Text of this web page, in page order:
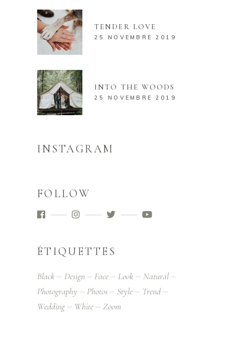
TENDER LOVE
25 NOVEMBRE 2019
INTO THE WOODS
25 NOVEMBRE 2019
INSTAGRAM
FOLLOW
ÉTIQUETTES
Black Design Face Look
Natural
Photography
Photos Style
Trend
Wedding
White Zoom